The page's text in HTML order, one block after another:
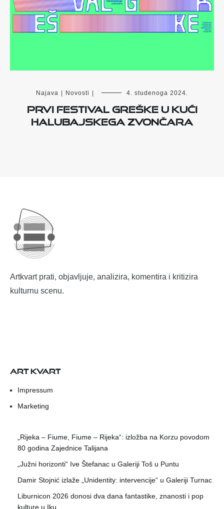
Najava | Novosti | 4. studenoga 2024.
Prvi Festival greške u Kući
halubajskega zvončara
Artkvart prati, objavljuje, analizira, komentira i kritizira
kulturnu scenu.
ART KVART
Impressum
Marketing
„Rijeka – Fiume, Fiume – Rijeka“: izložba na Korzu povodom
80 godina Zajednice Talijana
„Južni horizonti“ Ive Štefanac u Galeriji Toš u Puntu
Damir Stojnić izlaže „Unidentity: intervencije“ u Galeriji Turnac
Liburnicon 2026 donosi dva dana fantastike, znanosti i pop
kulture u Iku